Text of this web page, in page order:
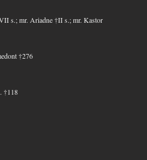
s.; mr. Ariadne †II s.; mr. Kastor
†276
†118